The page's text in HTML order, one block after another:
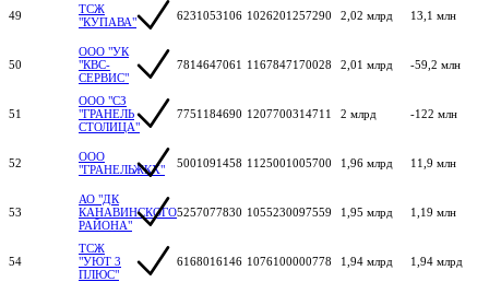
49
ТСЖ
"КУПАВА"
6231053106 1026201257290 2,02 млрд 13,1 млн
50
ООО "УК
"КВС-
СЕРВИС"
7814647061 1167847170028 2,01 млрд -59,2 млн
51
ООО "СЗ
"ГРАНЕЛЬ
СТОЛИЦА"
7751184690 1207700314711 2 млрд -122 млн
52
ООО
"ГРАНЕЛЬЖКХ"
5001091458 1125001005700 1,96 млрд 11,9 млн
53
АО "ДК
КАНАВИНСКОГО
РАЙОНА"
5257077830 1055230097559 1,95 млрд 1,19 млн
54
ТСЖ
"УЮТ 3
ПЛЮС"
6168016146 1076100000778 1,94 млрд 1,94 млрд